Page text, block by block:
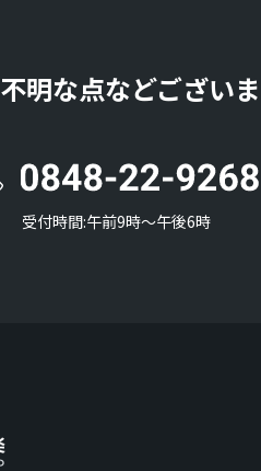
不明な点などござい
受付時間:午前9時〜午後6時